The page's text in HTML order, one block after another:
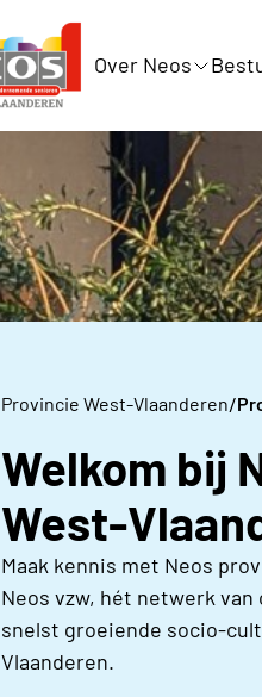
Over Neos
Provincie West-Vlaanderen/
Welkom bij
West-
Maak kennis met Neos
Neos vzw, hét netwerk
snelst groeiende socio-
Vlaanderen.